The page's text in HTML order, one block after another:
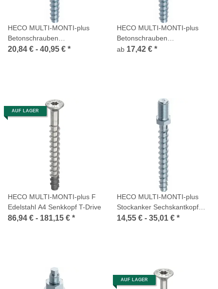
HECO MULTI-MONTI-plus
Betonschrauben
Sechskantkopf angepresste
20,84 € - 40,95 € *
HECO MULTI-MONTI-plus
Betonschrauben
Sechskantkopf Stahl verzinkt
ab 17,42 € *
AUF LAGER
HECO MULTI-MONTI-plus F
Edelstahl A4 Senkkopf T-Drive
86,94 € - 181,15 € *
HECO MULTI-MONTI-plus
Stockanker Sechskantkopf
metrisches Anschlussgewinde
14,55 € - 35,01 € *
AUF LAGER